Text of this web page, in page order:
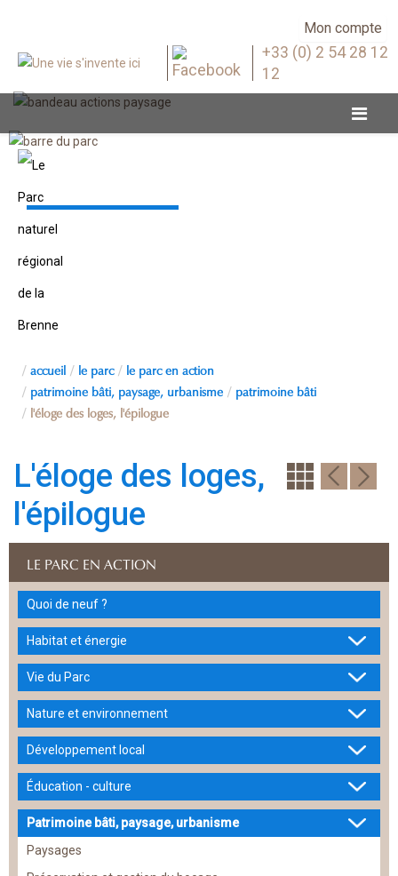
Mon compte
+33 (0) 2 54 28 12
12
accueil le parc le parc en action
patrimoine bâti, paysage, urbanisme patrimoine bâti
l'éloge des loges, l'épilogue
L'éloge des loges,
l'épilogue
LE PARC EN ACTION
Quoi de neuf ?
Habitat et énergie
Vie du Parc
Nature et environnement
Développement local
Éducation - culture
Patrimoine bâti, paysage, urbanisme
Paysages